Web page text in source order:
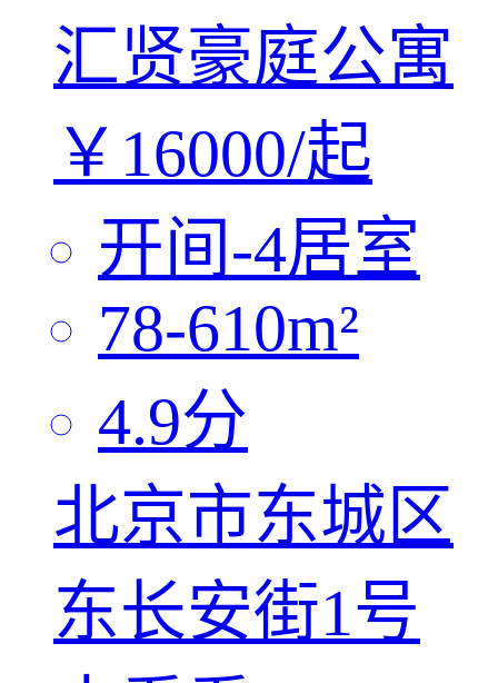
汇贤豪庭公寓
￥ 16000/起
开间-4居室
78-610m²
4.9分
北京市东城区
东长安街1号